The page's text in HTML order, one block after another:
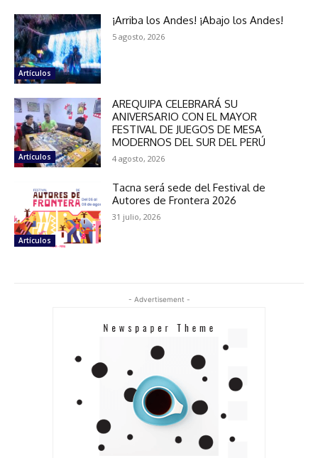
Artículos
¡Arriba los Andes! ¡Abajo los Andes!
5 agosto, 2026
Artículos
AREQUIPA CELEBRARÁ SU
ANIVERSARIO CON EL MAYOR
FESTIVAL DE JUEGOS DE MESA
MODERNOS DEL SUR DEL PERÚ
4 agosto, 2026
Artículos
Tacna será sede del Festival de
Autores de Frontera 2026
31 julio, 2026
- Advertisement -